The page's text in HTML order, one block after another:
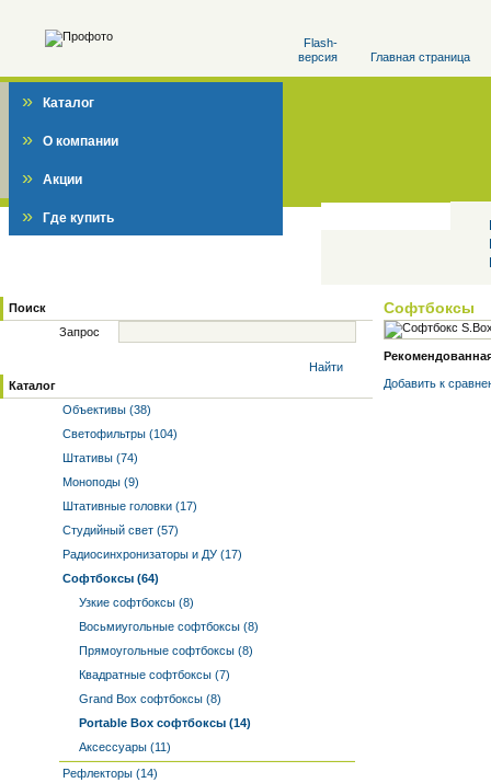
Flash-
версия
Главная страница
» Каталог
» О компании
» Акции
» Где купить
Поиск
Запрос
Найти
Каталог
Объективы (38)
Светофильтры (104)
Штативы (74)
Моноподы (9)
Штативные головки (17)
Студийный свет (57)
Радиосинхронизаторы и ДУ (17)
Софтбоксы (64)
Узкие софтбоксы (8)
Восьмиугольные софтбоксы (8)
Прямоугольные софтбоксы (8)
Квадратные софтбоксы (7)
Grand Box софтбоксы (8)
Portable Box софтбоксы (14)
Аксессуары (11)
Рефлекторы (14)
Софтбоксы
Добавить к